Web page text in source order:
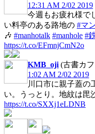
12:31 AM 2/02 2019
今週もお疲れ様で
い料亭のある路地の #マ
🎶 #manhotalk #manhole #
https://t.co/EFmnjCmN2o
KMB_oji (古書カ
1:02 AM 2/02 2019
川口市に親子蓋の
い。うっとり。地紋は毘
https://t.co/SXXj1eLDNB